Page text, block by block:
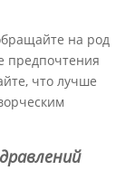
на род
предпочтения
что лучше